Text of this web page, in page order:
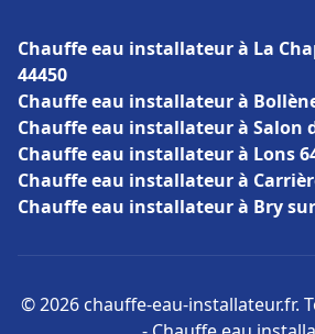
Chauffe eau installateur à La
44450
Chauffe eau installateur à
Chauffe eau installateur à Salon
Chauffe eau installateur à Lons
Chauffe eau installateur à
Chauffe eau installateur à Bry
© 2026 chauffe-eau-installateur.fr.